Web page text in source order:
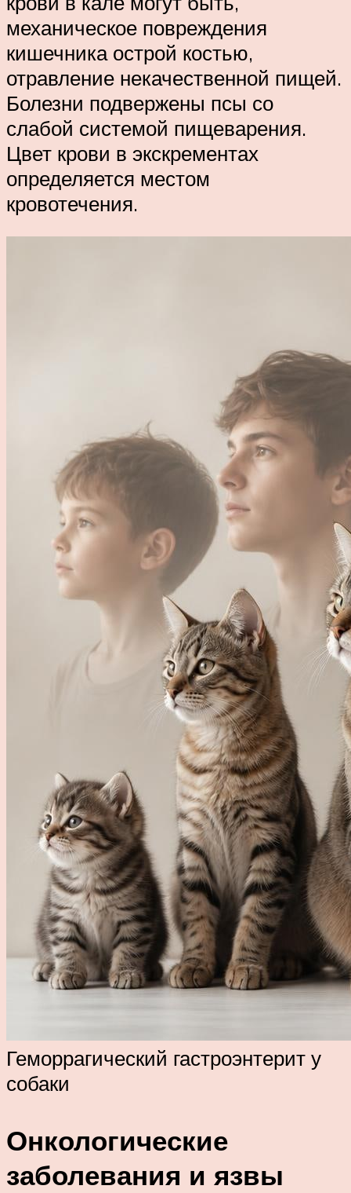
механическое повреждения
кишечника острой костью,
отравление некачественной пищей.
Болезни подвержены псы со
слабой системой пищеварения.
Цвет крови в экскрементах
определяется местом
кровотечения.
Геморрагический гастроэнтерит у
собаки
Онкологические
заболевания и язвы